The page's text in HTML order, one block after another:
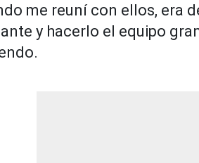
me reuní con ellos, era
y hacerlo el equipo